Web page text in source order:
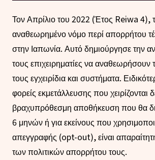
Τον Απρίλιο του 2022 (Έτος Reiwa 4),
αναθεωρημένο νόμο περί απορρήτου
στην Ιαπωνία. Αυτό δημιούργησε την
τους επιχειρηματίες να αναθεωρήσουν
τους εγχειρίδια και συστήματα.
φορείς εκμετάλλευσης που χειρίζονται
βραχυπρόθεσμη αποθήκευση που θα
6 μηνών ή για εκείνους που
απεγγραφής (opt-out), είναι
των πολιτικών απορρήτου τους.